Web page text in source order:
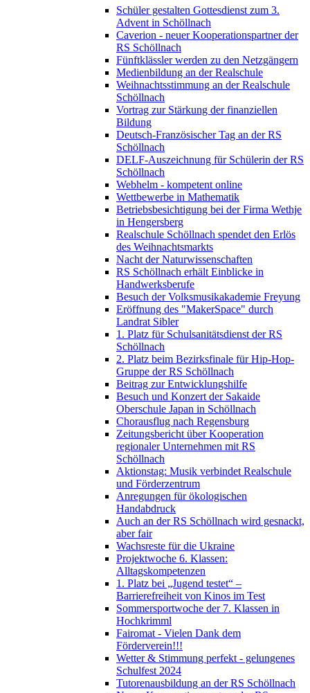
Schüler gestalten Gottesdienst zum 3.
Advent in Schöllnach
Caverion - neuer Kooperationspartner der
RS Schöllnach
Fünftklässler werden zu den Netzgängern
Medienbildung an der Realschule
Weihnachtsstimmung an der Realschule
Schöllnach
Vortrag zur Stärkung der finanziellen
Bildung
Deutsch-Französischer Tag an der RS
Schöllnach
DELF-Auszeichnung für Schülerin der RS
Schöllnach
Webhelm - kompetent online
Wettbewerbe in Mathematik
Betriebsbesichtigung bei der Firma Wethje
in Hengersberg
Realschule Schöllnach spendet den Erlös
des Weihnachtsmarkts
Nacht der Naturwissenschaften
RS Schöllnach erhält Einblicke in
Handwerksberufe
Besuch der Volksmusikakademie Freyung
Eröffnung des "MakerSpace" durch
Landrat Sibler
1. Platz für Schulsanitätsdienst der RS
Schöllnach
2. Platz beim Bezirksfinale für Hip-Hop-
Gruppe der RS Schöllnach
Beitrag zur Entwicklungshilfe
Besuch und Konzert der Sakaide
Oberschule Japan in Schöllnach
Chorausflug nach Regensburg
Zeitungsbericht über Kooperation
regionaler Unternehmen mit RS
Schöllnach
Aktionstag: Musik verbindet Realschule
und Förderzentrum
Anregungen für ökologischen
Handabdruck
Auch an der RS Schöllnach wird gesnackt,
aber fair
Wachsreste für die Ukraine
Projektwoche 6. Klassen:
Alltagskompetenzen
1. Platz bei „Jugend testet“ –
Barrierefreiheit von Kinos im Test
Sommersportwoche der 7. Klassen in
Hochkrimml
Fairomat - Vielen Dank dem
Förderverein!!!
Wetter & Stimmung perfekt - gelungenes
Schulfest 2024
Tutorenausbildung an der RS Schöllnach